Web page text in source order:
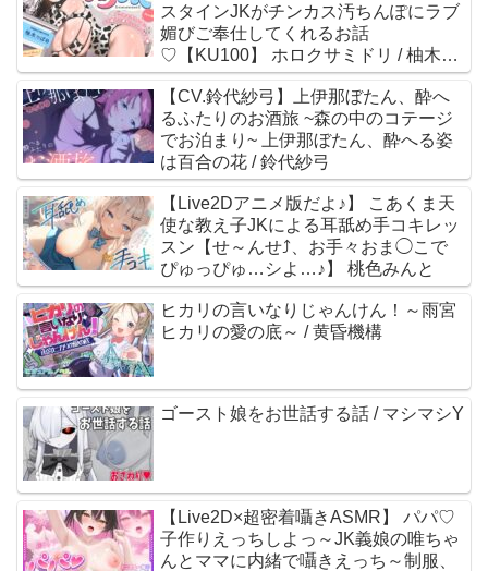
スタインJKがチンカス汚ちんぽにラブ
媚びご奉仕してくれるお話
♡【KU100】 ホロクサミドリ / 柚木つ
ばめ
【CV.鈴代紗弓】上伊那ぼたん、酔へ
るふたりのお酒旅 ~森の中のコテージ
でお泊まり~ 上伊那ぼたん、酔へる姿
は百合の花 / 鈴代紗弓
【Live2Dアニメ版だよ♪】 こあくま天
使な教え子JKによる耳舐め手コキレッ
スン【せ～んせ⤴、お手々おま◯こで
ぴゅっぴゅ…シよ…♪】 桃色みんと
ヒカリの言いなりじゃんけん！～雨宮
ヒカリの愛の底～ / 黄昏機構
ゴースト娘をお世話する話 / マシマシY
【Live2D×超密着囁きASMR】 パパ♡
子作りえっちしよっ～JK義娘の唯ちゃ
んとママに内緒で囁きえっち～制服、